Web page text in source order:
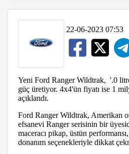
22-06-2023 07:53
Yeni Ford Ranger Wildtrak, '.0
güç üretiyor. 4x4'ün fiyatı ise 1
açıklandı.
Ford Ranger Wildtrak, Amerikan
efsanevi Ranger serisinin bir
maceracı pikap, üstün
donanım seçenekleriyle dikkat